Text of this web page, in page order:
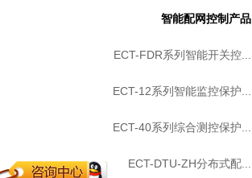
智能配网控制产品
ECT-FDR系列智能开关控...
ECT-12系列智能监控保护...
ECT-40系列综合测控保护...
ECT-DTU-ZH分布式配...